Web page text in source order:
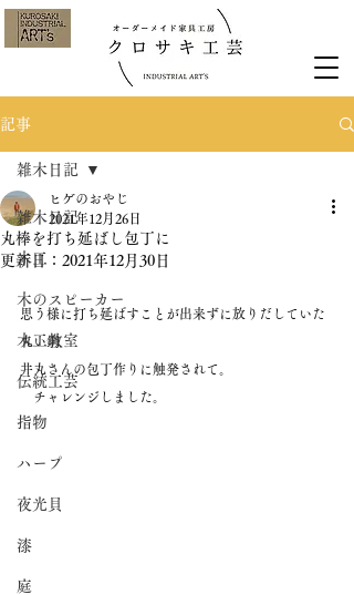
記事
雑木日記
木工
木のスピーカー
木工教室
伝統工芸
指物
ハープ
夜光貝
漆
庭
雑木日記
丸棒を打ち延ばし包丁に
ヒゲのおやじ
2021年12月26日
更新日： 2021年12月30日
思う様に打ち延ばすことが出来ずに放りだしていた
丸い鋼
井丸さんの包丁作りに触発されて。
チャレンジしました。